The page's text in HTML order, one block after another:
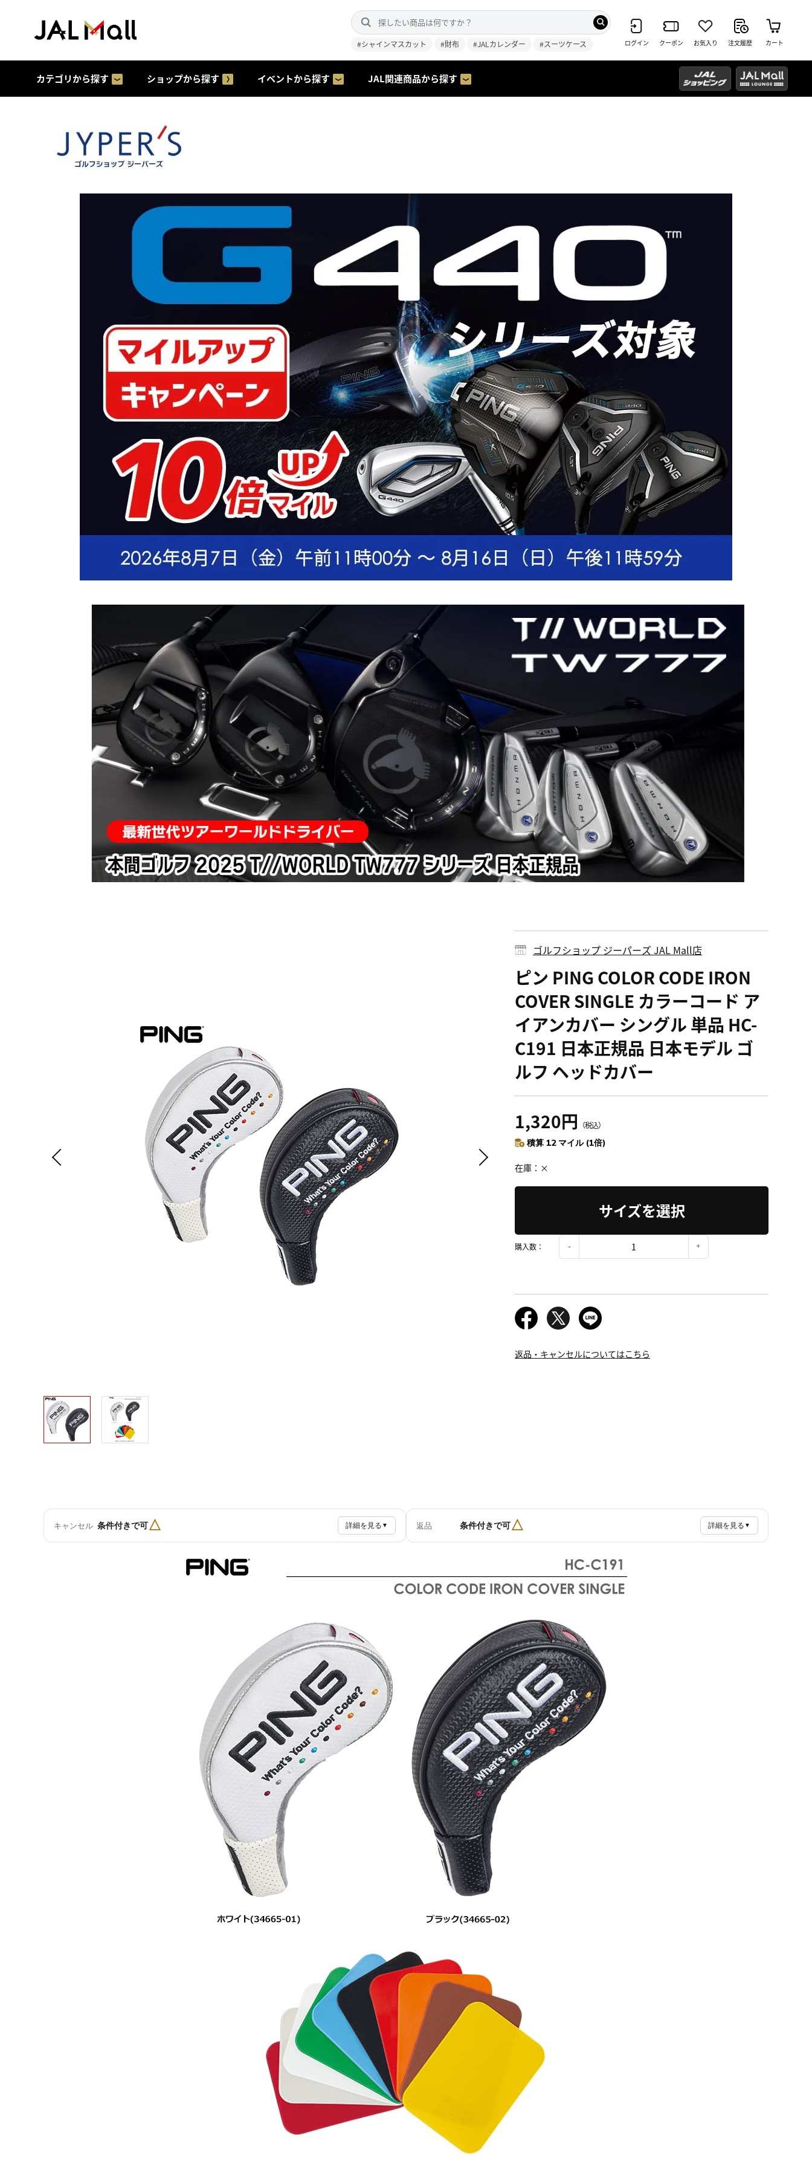
#シャインマスカット #財布 #JALカレンダー #スーツケース ログイン クーポン お気入り 注文履歴 カート
カテゴリから探す ショップから探す イベントから探す JAL関連商品から探す
ゴルフショップ ジーパーズ JAL Mall店
ピン PING COLOR CODE IRON
COVER SINGLE カラーコード ア
イアンカバー シングル 単品 HC-
C191 日本正規品 日本モデル ゴ
ルフ ヘッドカバー
1,320円 （税込）
積算 12 マイル (1倍)
在庫 ×
サイズを選択
購入数：
返品・キャンセルについてはこちら
キャンセル 条件付きで可△ 詳細を見る ▼ 返品 条件付きで可△ 詳細を見る ▼